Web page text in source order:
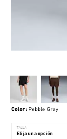
Color: Pebble Gray
TALLA